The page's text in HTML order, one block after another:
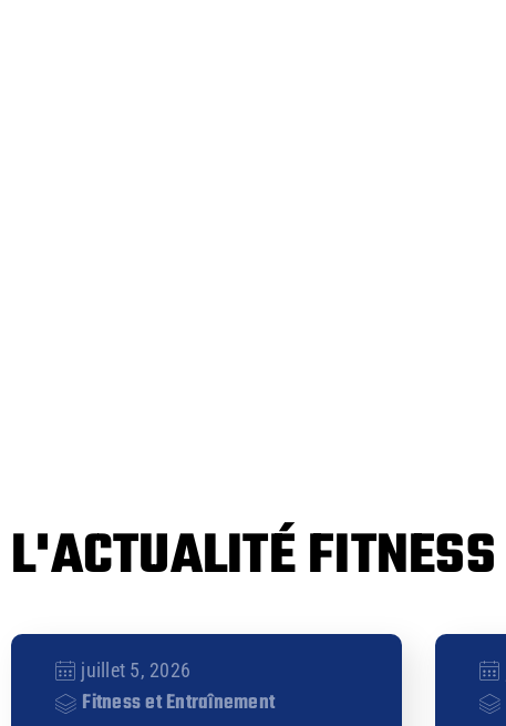
L'ACTUALITÉ FITNESS
juillet 5, 2026
Fitness et Entraînement